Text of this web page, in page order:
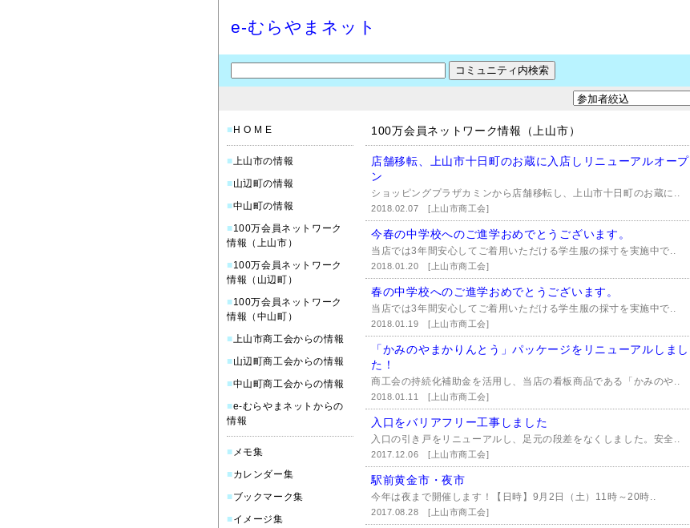
e-むらやまネット
■ H O M E
■上山市の情報
■山辺町の情報
■中山町の情報
■100万会員ネットワーク
情報（上山市）
■100万会員ネットワーク
情報（山辺町）
■100万会員ネットワーク
情報（中山町）
■上山市商工会からの情報
■山辺町商工会からの情報
■中山町商工会からの情報
■e-むらやまネットからの
情報
■ メモ集
■カレンダー集
■ブックマーク集
■イメージ集
100万会員ネットワーク情報（上山市）
店舗移転、上山市十日町のお蔵に入店しリニューアルオープ
ン
ショッピングプラザカミンから店舗移転し、上山市十日町のお蔵に..
2018.02.07[上山市商工会]
今春の中学校へのご進学おめでとうございます。
当店では3年間安心してご着用いただける学生服の採寸を実施中で..
2018.01.20[上山市商工会]
春の中学校へのご進学おめでとうございます。
当店では3年間安心してご着用いただける学生服の採寸を実施中で..
2018.01.19[上山市商工会]
「かみのやまかりんとう」パッケージをリニューアルしまし
た！
商工会の持続化補助金を活用し、当店の看板商品である「かみのや..
2018.01.11[上山市商工会]
入口をバリアフリー工事しました
入口の引き戸をリニューアルし、足元の段差をなくしました。安全..
2017.12.06[上山市商工会]
駅前黄金市・夜市
今年は夜まで開催します！【日時】9月2日（土）11時～20時..
2017.08.28[上山市商工会]